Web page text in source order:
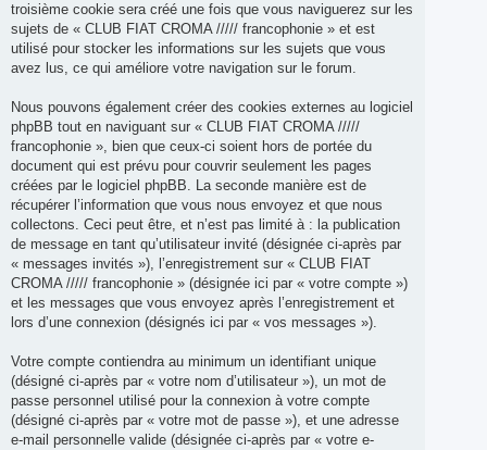
troisième cookie sera créé une fois que vous naviguerez sur les
sujets de « CLUB FIAT CROMA ///// francophonie » et est
utilisé pour stocker les informations sur les sujets que vous
avez lus, ce qui améliore votre navigation sur le forum.
Nous pouvons également créer des cookies externes au logiciel
phpBB tout en naviguant sur « CLUB FIAT CROMA /////
francophonie », bien que ceux-ci soient hors de portée du
document qui est prévu pour couvrir seulement les pages
créées par le logiciel phpBB. La seconde manière est de
récupérer l’information que vous nous envoyez et que nous
collectons. Ceci peut être, et n’est pas limité à : la publication
de message en tant qu’utilisateur invité (désignée ci-après par
« messages invités »), l’enregistrement sur « CLUB FIAT
CROMA ///// francophonie » (désignée ici par « votre compte »)
et les messages que vous envoyez après l’enregistrement et
lors d’une connexion (désignés ici par « vos messages »).
Votre compte contiendra au minimum un identifiant unique
(désigné ci-après par « votre nom d’utilisateur »), un mot de
passe personnel utilisé pour la connexion à votre compte
(désigné ci-après par « votre mot de passe »), et une adresse
e-mail personnelle valide (désignée ci-après par « votre e-